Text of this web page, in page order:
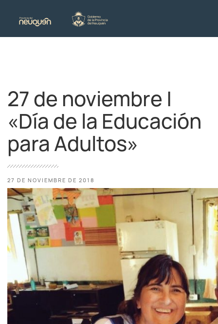
27 de noviembre |
«Día de la Educación
para Adultos»
27 DE NOVIEMBRE DE 2018